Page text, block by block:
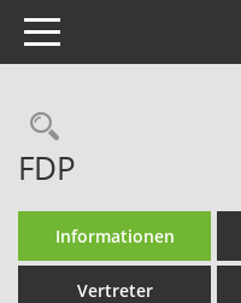
Toggle navigation
FDP
Informationen
Vertreter